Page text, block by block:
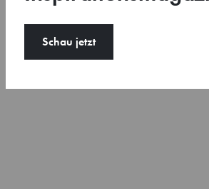
Schau jetzt